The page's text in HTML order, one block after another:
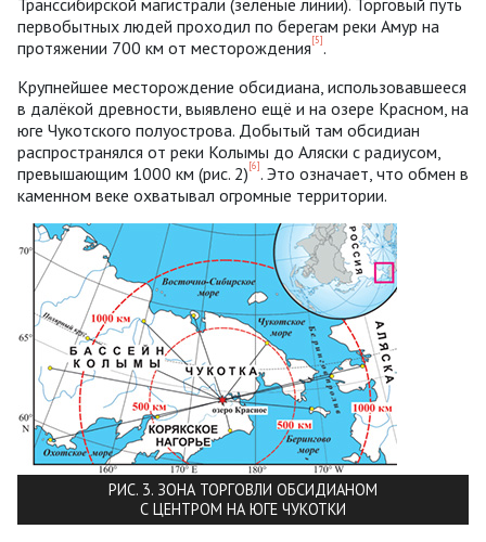
Транссибирской магистрали (зелёные линии). Торговый путь
первобытных людей проходил по берегам реки Амур на
протяжении 700 км от месторождения[5].
Крупнейшее месторождение обсидиана, использовавшееся
в далёкой древности, выявлено ещё и на озере Красном, на
юге Чукотского полуострова. Добытый там обсидиан
распространялся от реки Колымы до Аляски с радиусом,
превышающим 1000 км (рис. 2)[6]. Это означает, что обмен в
каменном веке охватывал огромные территории.
РИС. 3. ЗОНА ТОРГОВЛИ ОБСИДИАНОМ
С ЦЕНТРОМ НА ЮГЕ ЧУКОТКИ